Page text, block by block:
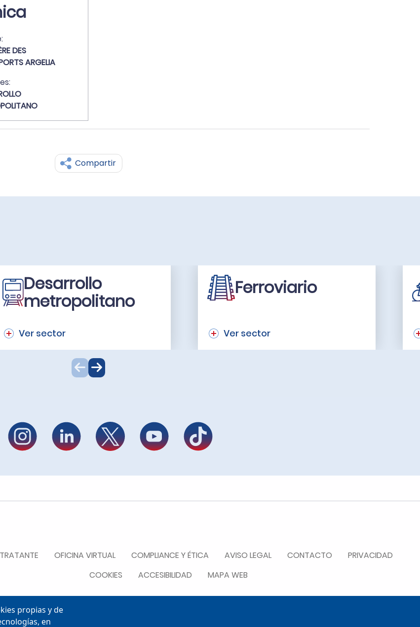
propias y de
en
DES
ARGELIA
Compartir
Desarrollo
metropolitano
Ver sector
Ferroviario
Ver sector
OFICINA VIRTUAL COMPLIANCE Y ÉTICA AVISO LEGAL CONTACTO
PRIVACIDAD
COOKIES
ACCESIBILIDAD MAPA WEB